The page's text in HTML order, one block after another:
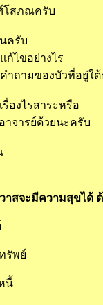
โสภณครับ
ครับ
ก้ไขอย่างไร
ำถามของบัวที่อยู่ใ
องไรสาระหรือ
จารย์ด้วยนะครับ
สจะมีความสุขได้
รัพย์
นี้